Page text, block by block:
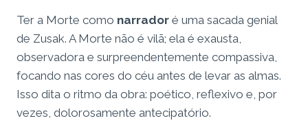
Ter a Morte como narrador é uma sacada genial
de Zusak. A Morte não é vilã; ela é exausta,
observadora e surpreendentemente compassiva,
focando nas cores do céu antes de levar as almas.
Isso dita o ritmo da obra: poético, reflexivo e, por
vezes, dolorosamente antecipatório.